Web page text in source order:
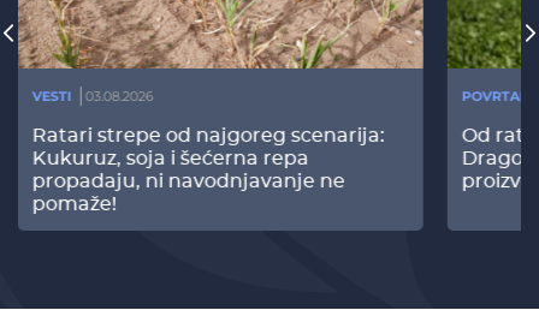
VESTI 03.08.2026
Ratari strepe od najgoreg scenarija:
Kukuruz, soja i šećerna repa
propadaju, ni navodnjavanje ne
pomaže!
Od